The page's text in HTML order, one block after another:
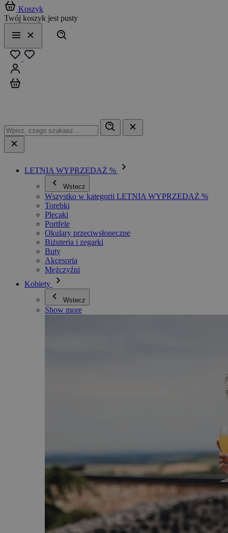
Koszyk
Twój koszyk jest pusty
Menu
Zamknij
LETNIA WYPRZEDAŻ %
Wstecz
Wszystko w kategorii LETNIA WYPRZEDAŻ %
Torebki
Plecaki
Portfele
Okulary przeciwsłoneczne
Biżuteria i zegarki
Buty
Akcesoria
Mężczyźni
Kobiety
Wstecz
Show more